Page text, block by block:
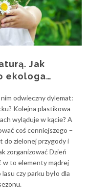
Jak
ekologa…
nim odwieczny dylemat:
Kolejna plastikowa
wyląduje w kącie? A
coś cenniejszego –
do zielonej przygody i
zorganizować Dzień
w to elementy mądrej
czy parku było dla